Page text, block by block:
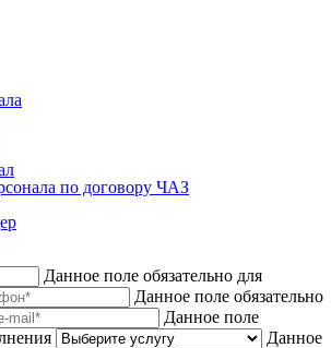
по договору ЧАЗ
Данное поле обязательно для
Данное поле обязательно
Данное поле
Данное